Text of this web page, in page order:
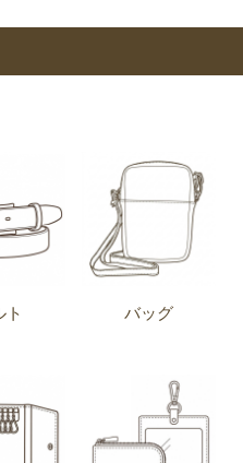
ト バッグ